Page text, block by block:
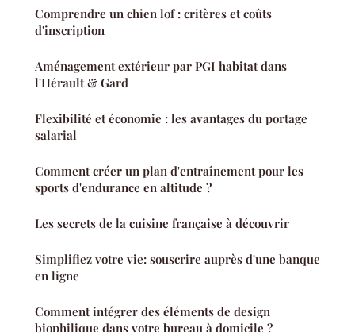
Comprendre un chien lof : critères et coûts
d'inscription
Aménagement extérieur par PGI habitat dans
l'Hérault & Gard
Flexibilité et économie : les avantages du portage
salarial
Comment créer un plan d'entraînement pour les
sports d'endurance en altitude ?
Les secrets de la cuisine française à découvrir
Simplifiez votre vie: souscrire auprès d'une banque
en ligne
Comment intégrer des éléments de design
biophilique dans votre bureau à domicile ?